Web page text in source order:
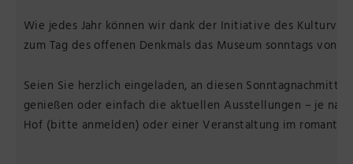
Wie jedes Jahr können wir dank der Initiative des
zum Tag des offenen Denkmals das Museum sonntags von
Seien Sie herzlich eingeladen, an diesen
genießen oder einfach die aktuellen Ausstellungen – je
Hof (bitte anmelden) oder einer Veranstaltung im